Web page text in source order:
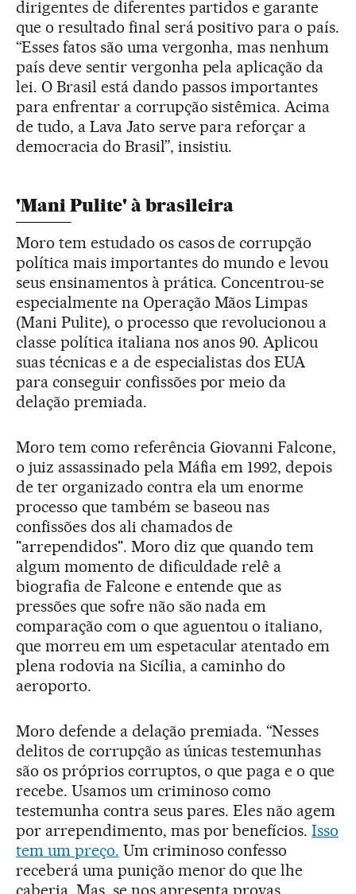
dirigentes de diferentes partidos e garante
que o resultado final será positivo para o país.
“Esses fatos são uma vergonha, mas nenhum
país deve sentir vergonha pela aplicação da
lei. O Brasil está dando passos importantes
para enfrentar a corrupção sistêmica. Acima
de tudo, a Lava Jato serve para reforçar a
democracia do Brasil”, insistiu.
'Mani Pulite' à brasileira
Moro tem estudado os casos de corrupção
política mais importantes do mundo e levou
seus ensinamentos à prática. Concentrou-se
especialmente na Operação Mãos Limpas
(Mani Pulite), o processo que revolucionou a
classe política italiana nos anos 90. Aplicou
suas técnicas e a de especialistas dos EUA
para conseguir confissões por meio da
delação premiada.
Moro tem como referência Giovanni Falcone,
o juiz assassinado pela Máfia em 1992, depois
de ter organizado contra ela um enorme
processo que também se baseou nas
confissões dos ali chamados de
"arrependidos". Moro diz que quando tem
algum momento de dificuldade relê a
biografia de Falcone e entende que as
pressões que sofre não são nada em
comparação com o que aguentou o italiano,
que morreu em um espetacular atentado em
plena rodovia na Sicília, a caminho do
aeroporto.
Moro defende a delação premiada. “Nesses
delitos de corrupção as únicas testemunhas
são os próprios corruptos, o que paga e o que
recebe. Usamos um criminoso como
testemunha contra seus pares. Eles não agem
por arrependimento, mas por benefícios.Isso
tem um preço. Um criminoso confesso
receberá uma punição menor do que lhe
caberia. Mas, se nos apresenta provas